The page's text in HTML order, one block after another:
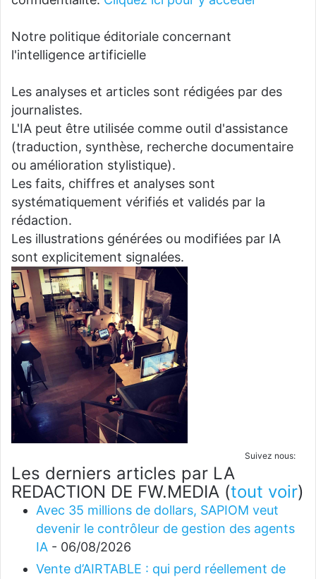
Notre politique éditoriale concernant
l'intelligence artificielle
Les analyses et articles sont rédigées par des
journalistes.
L'IA peut être utilisée comme outil d'assistance
(traduction, synthèse, recherche documentaire
ou amélioration stylistique).
Les faits, chiffres et analyses sont
systématiquement vérifiés et validés par la
rédaction.
Les illustrations générées ou modifiées par IA
sont explicitement signalées.
Suivez nous:
Les derniers articles par LA
REDACTION DE FW.MEDIA (tout voir)
Avec 35 millions de dollars, SAPIOM veut
devenir le contrôleur de gestion des agents
IA - 06/08/2026
Vente d’AIRTABLE : qui perd réellement de